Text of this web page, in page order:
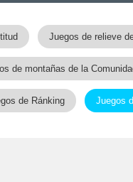
Juegos de relieve
de montañas de la
de Ránking Juegos